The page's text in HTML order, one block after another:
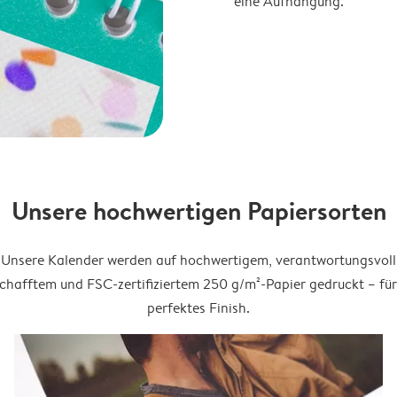
Unsere hochwertigen Papiersorten
Unsere Kalender werden auf hochwertigem, verantwortungsvoll
und FSC-zertifiziertem 250 g/m²-Papier gedruckt –
perfektes Finish.